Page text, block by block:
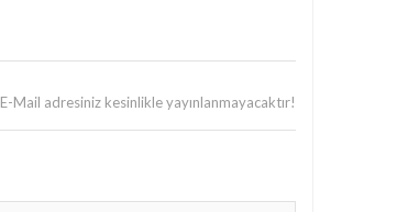
E-Mail adresiniz kesinlikle yayınlanmayacaktır!